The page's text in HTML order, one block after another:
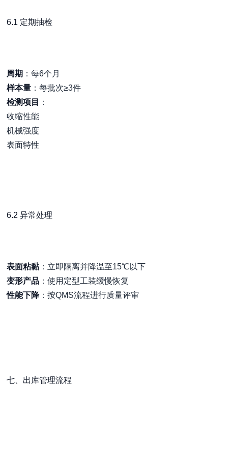
6.1 定期抽检
周期 ：每6个月
样本量 ：每批次≥3件
检测项目
：
收缩性能
机械强度
表面特性
6.2 异常处理
表面粘黏 ：立即隔离并降温至15℃以下
变形产品 ：使用定型工装缓慢恢复
性能下降 ：按QMS流程进行质量评审
七、出库管理流程